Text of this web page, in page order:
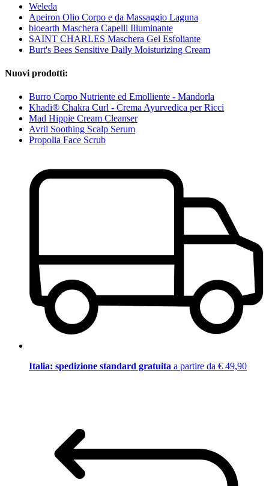
Weleda
Apeiron Olio Corpo e da Massaggio Laguna
bioearth Maschera Capelli Illuminante
SAINT CHARLES Maschera Gel Esfoliante
Burt's Bees Sensitive Daily Moisturizing Cream
Nuovi prodotti:
Burro Corpo Nutriente ed Emolliente - Mandorla
Khadi® Chakra Curl - Crema Ayurvedica per Ricci
Mad Hippie Cream Cleanser
Avril Soothing Scalp Serum
Propolia Face Scrub
Italia: spedizione standard gratuita a partire da € 49,90